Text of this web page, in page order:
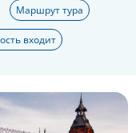
Маршрут тура
входит